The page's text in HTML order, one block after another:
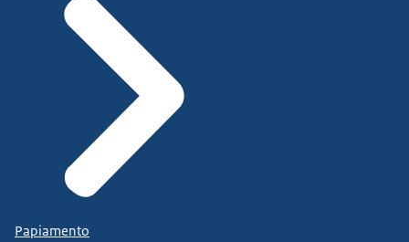
Papiamento